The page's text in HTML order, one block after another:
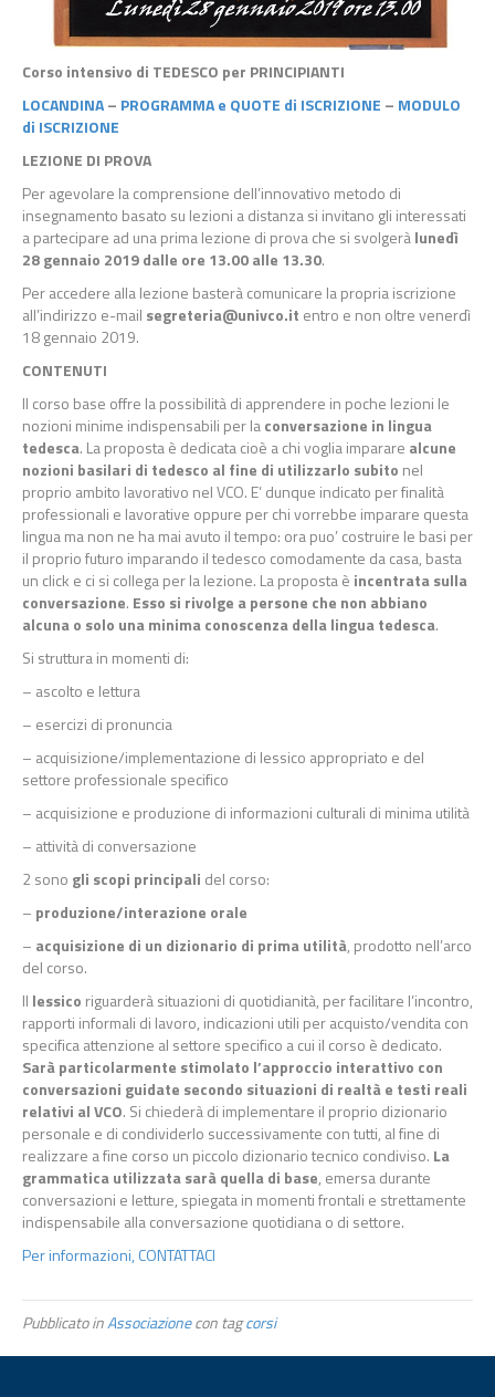
Corso intensivo di TEDESCO per PRINCIPIANTI
LOCANDINA– PROGRAMMA e QUOTE di ISCRIZIONE – MODULO
di ISCRIZIONE
LEZIONE DI PROVA
Per agevolare la comprensione dell’innovativo metodo di
insegnamento basato su lezioni a distanza si invitano gli interessati
a partecipare ad una prima lezione di prova che si svolgeràlunedì
28 gennaio 2019 dalle ore 13.00 alle 13.30.
Per accedere alla lezione basterà comunicare la propria iscrizione
all’indirizzo e-mail segreteria@univco.it entro e non oltre venerdì
18 gennaio 2019.
CONTENUTI
Il corso base offre la possibilità di apprendere in poche lezioni le
nozioni minime indispensabili per laconversazione in lingua
tedesca. La proposta è dedicata cioè a chi voglia imparare alcune
nozioni basilari di tedesco al fine di utilizzarlo subito nel
proprio ambito lavorativo nel VCO. E’ dunque indicato per finalità
professionali e lavorative oppure per chi vorrebbe imparare questa
lingua ma non ne ha mai avuto il tempo: ora puo’ costruire le basi per
il proprio futuro imparando il tedesco comodamente da casa, basta
un click e ci si collega per la lezione. La proposta è incentrata sulla
conversazione. Esso si rivolge a persone che non abbiano
alcuna o solo una minima conoscenza della lingua tedesca.
Si struttura in momenti di:
– ascolto e lettura
– esercizi di pronuncia
– acquisizione/implementazione di lessico appropriato e del
settore professionale specifico
– acquisizione e produzione di informazioni culturali di minima utilità
– attività di conversazione
2 sono gli scopi principali del corso:
– produzione/interazione orale
– acquisizione di un dizionario di prima utilità, prodotto nell’arco
del corso.
Il lessico riguarderà situazioni di quotidianità, per facilitare l’incontro,
rapporti informali di lavoro, indicazioni utili per acquisto/vendita con
specifica attenzione al settore specifico a cui il corso è dedicato.
Sarà particolarmente stimolato l’approccio interattivo con
conversazioni guidate secondo situazioni di realtà e testi reali
relativi al VCO. Si chiederà di implementare il proprio dizionario
personale e di condividerlo successivamente con tutti, al fine di
realizzare a fine corso un piccolo dizionario tecnico condiviso. La
grammatica utilizzata sarà quella di base, emersa durante
conversazioni e letture, spiegata in momenti frontali e strettamente
indispensabile alla conversazione quotidiana o di settore.
Per informazioni, CONTATTACI
Pubblicato inAssociazionecon tagcorsi